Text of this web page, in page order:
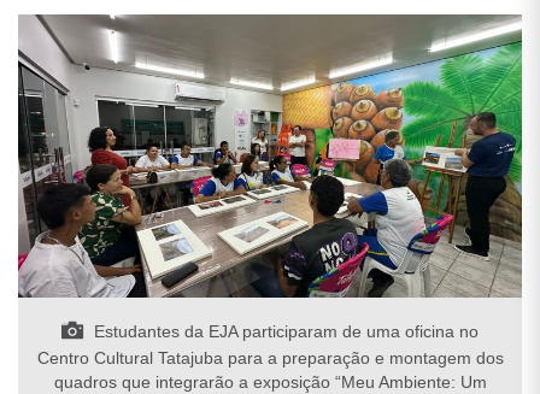
Estudantes da EJA participaram de uma oficina no
Centro Cultural Tatajuba para a preparação e montagem dos
quadros que integrarão a exposição “Meu Ambiente: Um